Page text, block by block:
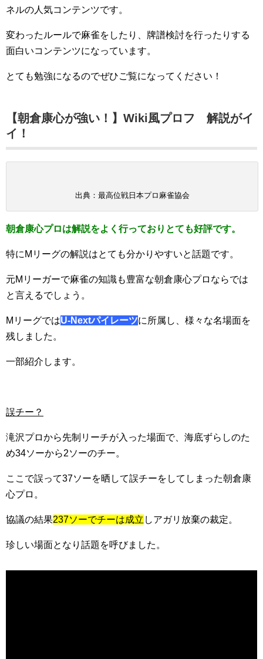
ネルの人気コンテンツです。
変わったルールで麻雀をしたり、牌譜検討を行ったりする
面白いコンテンツになっています。
とても勉強になるのでぜひご覧になってください！
【朝倉康心が強い！】Wiki風プロフ 解説がイ
イ！
出典：最高位戦日本プロ麻雀協会
朝倉康心プロは解説をよく行っておりとても好評です。
特にMリーグの解説はとても分かりやすいと話題です。
元Mリーガーで麻雀の知識も豊富な朝倉康心プロならでは
と言えるでしょう。
MリーグではU-Nextパイレーツに所属し、様々な名場面を
残しました。
一部紹介します。
誤チー？
滝沢プロから先制リーチが入った場面で、海底ずらしのた
め34ソーから2ソーのチー。
ここで誤って37ソーを晒して誤チーをしてしまった朝倉康
心プロ。
協議の結果237ソーでチーは成立 しアガリ放棄の裁定。
珍しい場面となり話題を呼びました。